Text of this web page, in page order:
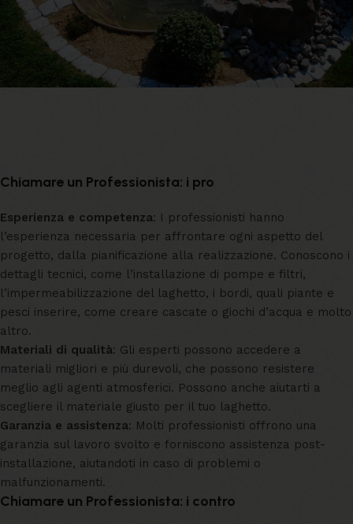
Chiamare un Professionista: i pro
Esperienza e competenza: I professionisti hanno
l’esperienza necessaria per affrontare ogni aspetto del
progetto, dalla pianificazione alla realizzazione. Conoscono i
dettagli tecnici, come l’installazione di pompe e filtri,
l’impermeabilizzazione del laghetto, i bordi, quali piante e
pesci inserire, come creare cascate o giochi d’acqua e molto
altro.
Materiali di qualità: Gli esperti possono accedere a
materiali migliori e più durevoli, che possono resistere
meglio agli agenti atmosferici. Possono anche aiutarti a
scegliere il materiale giusto per il tuo laghetto.
Garanzia e assistenza: Molti professionisti offrono una
garanzia sul lavoro svolto e forniscono assistenza post-
installazione, aiutandoti in caso di problemi o
malfunzionamenti.
Chiamare un Professionista: i contro